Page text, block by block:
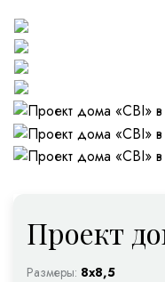
Проект
Размеры: 8х8,5